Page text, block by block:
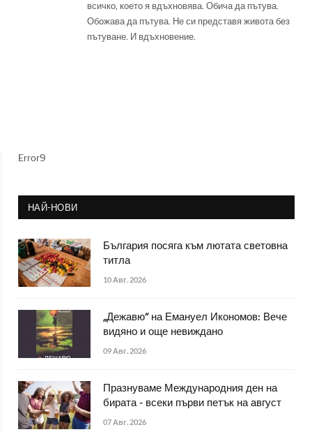
всичко, което я вдъхновява. Обича да пътува.
Обожава да пътува. Не си представя живота без
пътуване. И вдъхновение.
Error9
НАЙ-НОВИ
България посяга към лютата световна
титла
10 Авг. 2026
„Дежавю“ на Емануел Икономов: Вече
видяно и още невиждано
09 Авг. 2026
Празнуваме Международния ден на
бирата - всеки първи петък на август
07 Авг. 2026